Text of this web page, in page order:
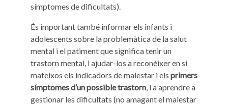
símptomes de dificultats).
És important també informar els infants i
adolescents sobre la problemàtica de la salut
mental i el patiment que significa tenir un
trastorn mental, i ajudar-los a reconèixer en si
mateixos els indicadors de malestar i els primers
símptomes d’un possible trastorn, i a aprendre a
gestionar les dificultats (no amagant el malestar